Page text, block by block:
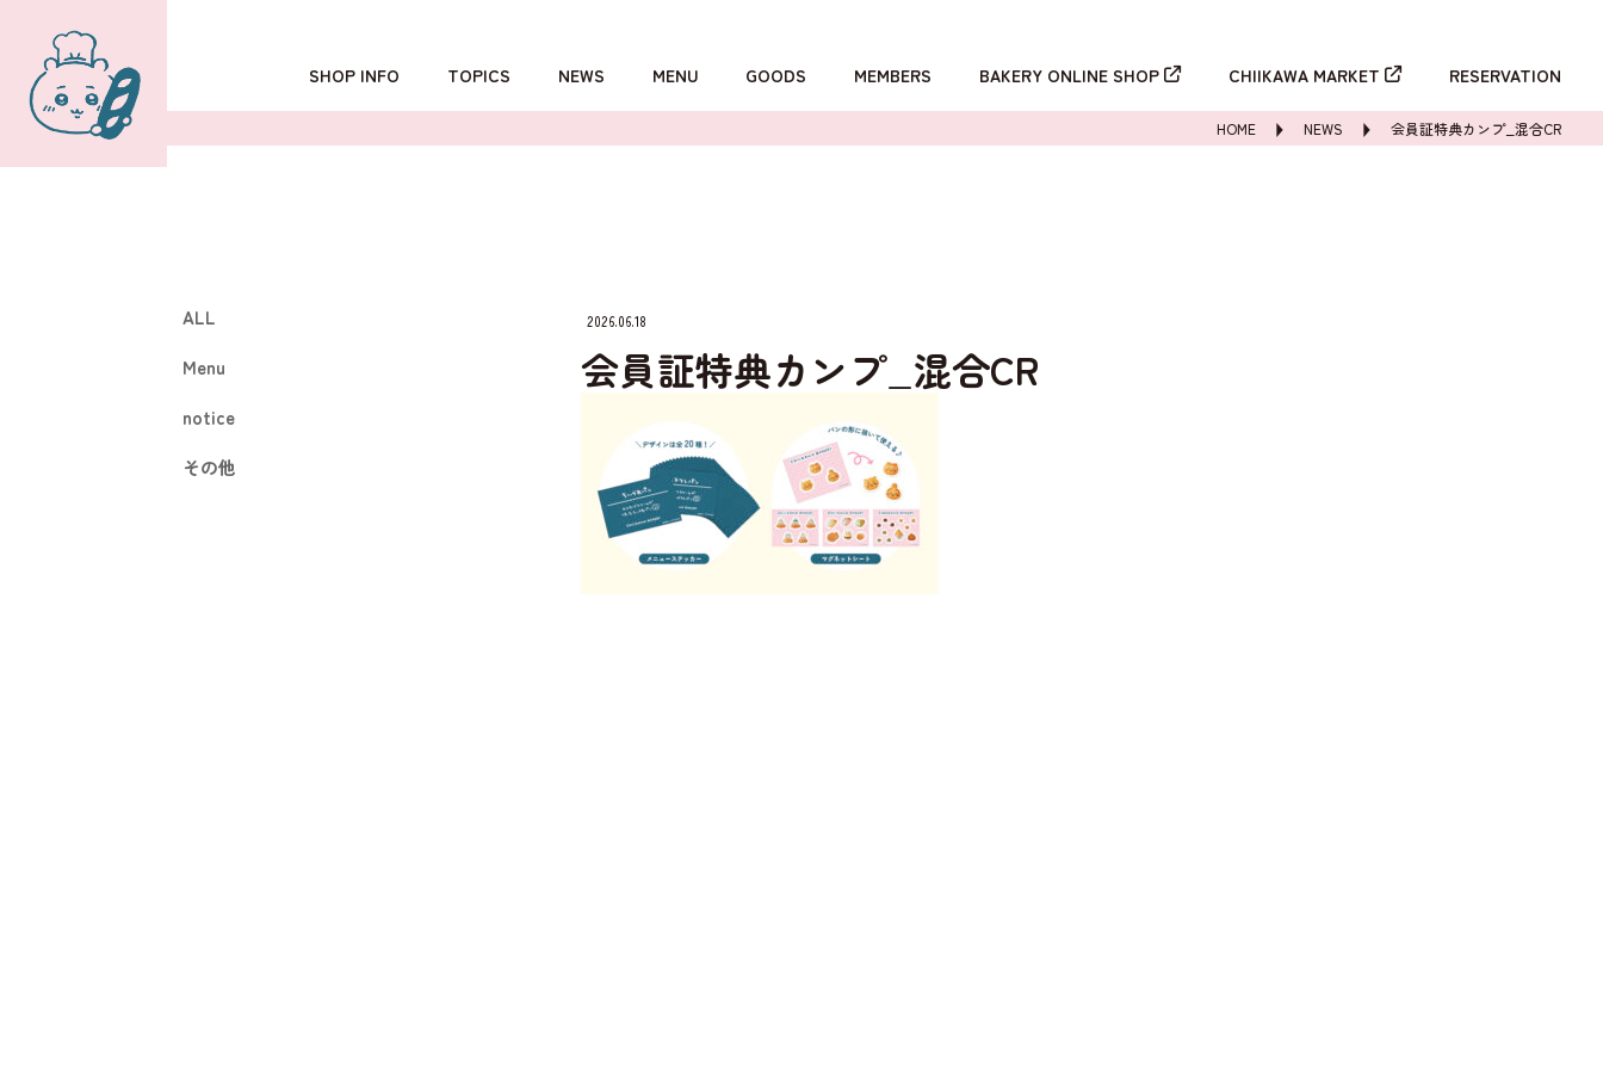
SHOP INFO
OSAKA
TOPICS NEWS MENU GOODS MEMBERS BAKERY ONLINE SHOP CHIIKAWA MARKET RESERVATION
HOME NEWS 会員証特典カンプ_混合CR
ALL
Menu
notice
その他
2026.06.18
会員証特典カンプ_混合CR